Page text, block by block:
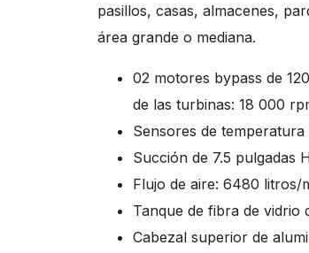
pasillos, casas, almacenes,
área grande o mediana.
02 motores bypass de
de las turbinas: 18 000
Sensores de
Succión de 7.5 pulgadas
Flujo de aire: 6480 litros/
Tanque de fibra de vidrio
Cabezal superior de